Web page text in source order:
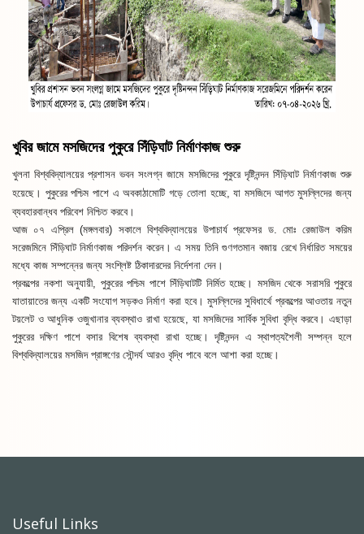
খুবির জামে মসজিদের পুকুরে সিঁড়িঘাট নির্মাণকাজ শুরু
খুলনা বিশ্ববিদ্যালয়ের প্রশাসন ভবন সংলগ্ন জামে মসজিদের পুকুরে দৃষ্টিনন্দন সিঁড়িঘাট নির্মাণকাজ শুরু
হয়েছে। পুকুরের পশ্চিম পাশে এ অবকাঠামোটি গড়ে তোলা হচ্ছে, যা মসজিদে আগত মুসল্লিদের জন্য
ব্যবহারবান্ধব পরিবেশ নিশ্চিত করবে।
আজ ০৭ এপ্রিল (মঙ্গলবার) সকালে বিশ্ববিদ্যালয়ের উপাচার্য প্রফেসর ড. মোঃ রেজাউল করিম
সরেজমিনে সিঁড়িঘাট নির্মাণকাজ পরিদর্শন করেন। এ সময় তিনি গুণগতমান বজায় রেখে নির্ধারিত সময়ের
মধ্যে কাজ সম্পন্নের জন্য সংশ্লিষ্ট ঠিকাদারদের নির্দেশনা দেন।
প্রকল্পের নকশা অনুযায়ী, পুকুরের পশ্চিম পাশে সিঁড়িঘাটটি নির্মিত হচ্ছে। মসজিদ থেকে সরাসরি পুকুরে
যাতায়াতের জন্য একটি সংযোগ সড়কও নির্মাণ করা হবে। মুসল্লিদের সুবিধার্থে প্রকল্পের আওতায় নতুন
টয়লেট ও আধুনিক ওজুখানার ব্যবস্থাও রাখা হয়েছে, যা মসজিদের সার্বিক সুবিধা বৃদ্ধি করবে। এছাড়া
পুকুরের দক্ষিণ পাশে বসার বিশেষ ব্যবস্থা রাখা হচ্ছে। দৃষ্টিনন্দন এ স্থাপত্যশৈলী সম্পন্ন হলে
বিশ্ববিদ্যালয়ের মসজিদ প্রাঙ্গণের সৌন্দর্য আরও বৃদ্ধি পাবে বলে আশা করা হচ্ছে।
Useful Links